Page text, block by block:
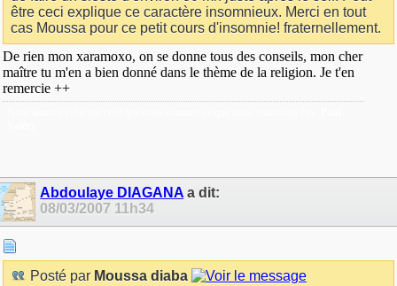
être ceci explique ce caractère insomnieux. Merci en tout
cas Moussa pour ce petit cours d'insomnie! fraternellement.
De rien mon xaramoxo, on se donne tous des conseils, mon cher
maître tu m'en a bien donné dans le thème de la religion. Je t'en
remercie ++
Abdoulaye DIAGANA a dit:
08/03/2007 11h34
Posté par Moussa diaba